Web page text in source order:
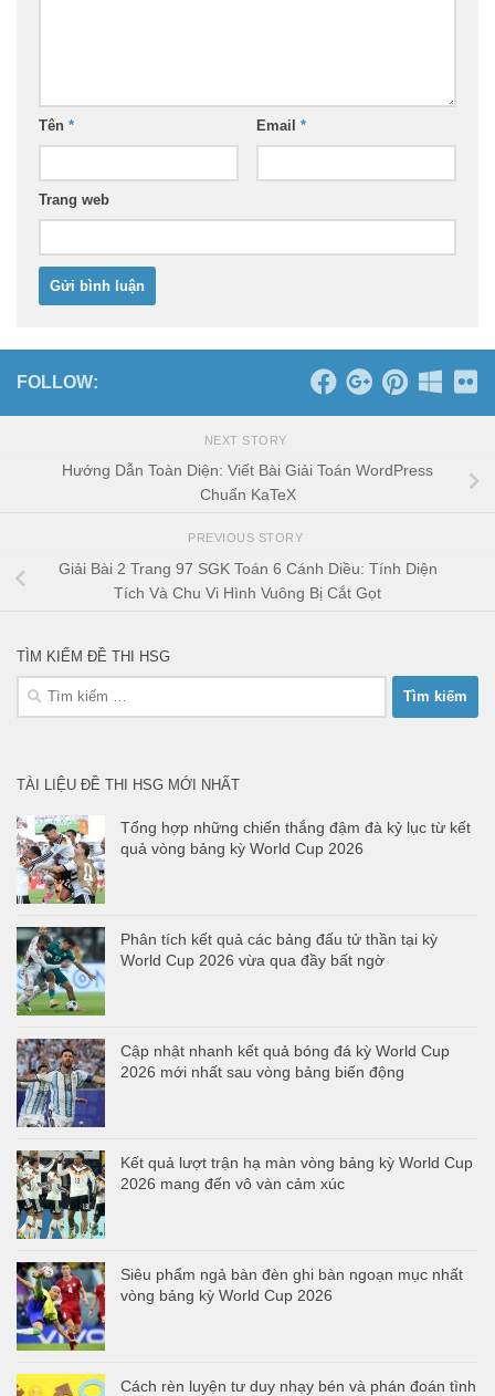
Tên * Email *
Trang web
FOLLOW:
NEXT STORY
Hướng Dẫn Toàn Diện: Viết Bài Giải Toán WordPress
Chuẩn KaTeX
PREVIOUS STORY
Giải Bài 2 Trang 97 SGK Toán 6 Cánh Diều: Tính Diện
Tích Và Chu Vi Hình Vuông Bị Cắt Gọt
TÌM KIẾM ĐỀ THI HSG
Tìm
TÀI LIỆU ĐỀ THI HSG MỚI NHẤT
Tổng hợp những chiến thắng đậm đà kỷ lục từ kết
quả vòng bảng kỳ World Cup 2026
Phân tích kết quả các bảng đấu tử thần tại kỳ
World Cup 2026 vừa qua đầy bất ngờ
Cập nhật nhanh kết quả bóng đá kỳ World Cup
2026 mới nhất sau vòng bảng biến động
Kết quả lượt trận hạ màn vòng bảng kỳ World Cup
2026 mang đến vô vàn cảm xúc
Siêu phẩm ngả bàn đèn ghi bàn ngoạn mục nhất
vòng bảng kỳ World Cup 2026
Cách rèn luyện tư duy nhạy bén và phán đoán tình